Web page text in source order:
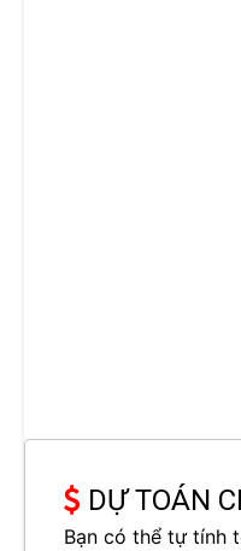
DỰ TOÁN
Bạn có thể tự tính